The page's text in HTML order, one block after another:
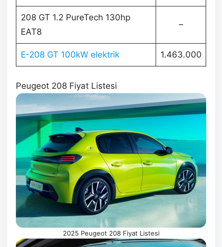
208 GT 1.2 PureTech 130hp
EAT8
–
E-208 GT 100kW elektrik 1.463.000
Peugeot 208 Fiyat Listesi
2025 Peugeot 208 Fiyat Listesi